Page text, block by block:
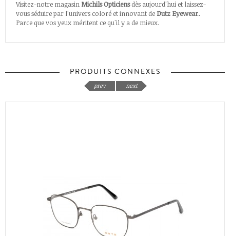
Visitez-notre magasin Michils Opticiensdès aujourd'hui et laissez-
vous séduire par l'univers coloré et innovant de Dutz Eyewear.
Parce que vos yeux méritent ce qu'il y a de mieux.
PRODUITS CONNEXES
prev next